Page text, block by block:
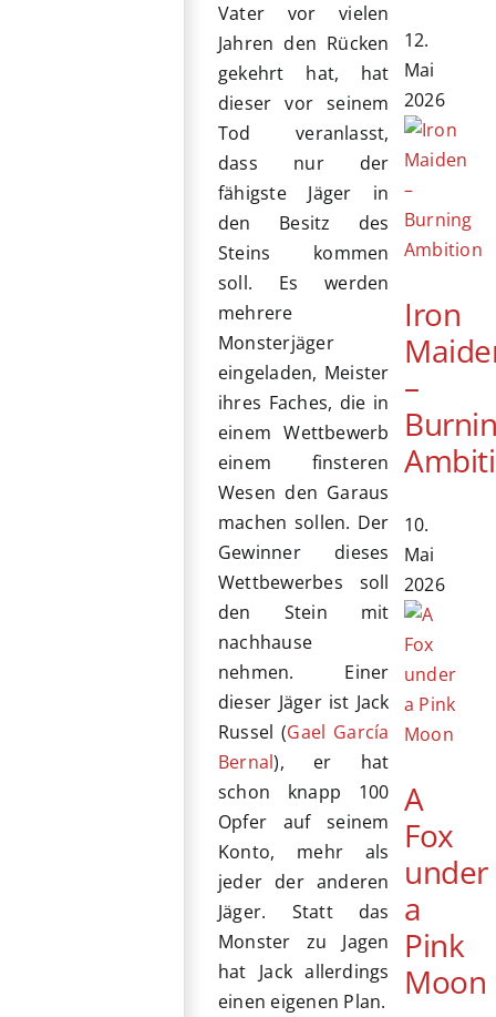
Vater vor vielen
Jahren den Rücken
gekehrt hat, hat
dieser vor seinem
Tod veranlasst,
dass nur der
fähigste Jäger in
den Besitz des
Steins kommen
soll. Es werden
mehrere
Monsterjäger
eingeladen, Meister
ihres Faches, die in
einem Wettbewerb
einem finsteren
Wesen den Garaus
machen sollen. Der
Gewinner dieses
Wettbewerbes soll
den Stein mit
nachhause
nehmen. Einer
dieser Jäger ist Jack
Russel (Gael García
Bernal), er hat
schon knapp 100
Opfer auf seinem
Konto, mehr als
jeder der anderen
Jäger. Statt das
Monster zu Jagen
hat Jack allerdings
einen eigenen Plan.
12.
Mai
2026
Iron
–
10.
Mai
2026
A
Fox
under
a
Pink
Moon